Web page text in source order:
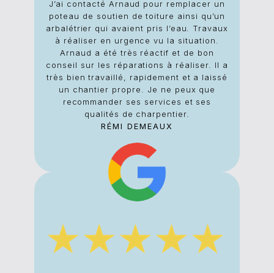
J’ai contacté Arnaud pour remplacer un
poteau de soutien de toiture ainsi qu’un
arbalétrier qui avaient pris l’eau. Travaux
à réaliser en urgence vu la situation.
Arnaud a été très réactif et de bon
conseil sur les réparations à réaliser. Il a
très bien travaillé, rapidement et a laissé
un chantier propre. Je ne peux que
recommander ses services et ses
qualités de charpentier.
RÉMI DEMEAUX